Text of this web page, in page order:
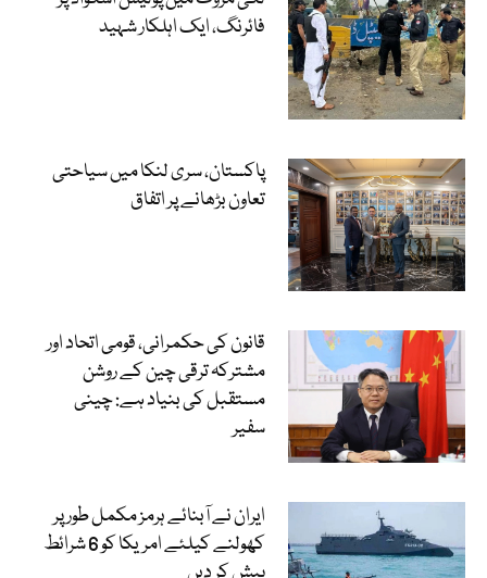
فائرنگ، ایک اہلکار شہید
پاکستان، سری لنکا میں سیاحتی
تعاون بڑھانے پر اتفاق
قانون کی حکمرانی، قومی اتحاد اور
مشترکہ ترقی چین کے روشن
مستقبل کی بنیاد ہے: چینی
سفیر
ایران نے آبنائے ہرمز مکمل طور پر
کھولنے کیلئے امریکا کو 6 شرائط